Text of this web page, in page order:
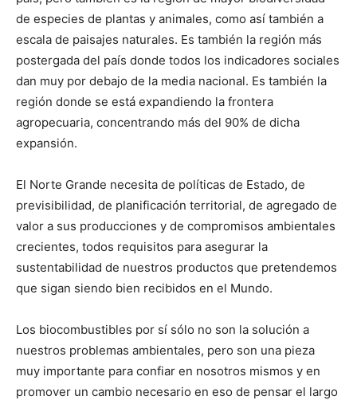
de especies de plantas y animales, como así también a
escala de paisajes naturales. Es también la región más
postergada del país donde todos los indicadores sociales
dan muy por debajo de la media nacional. Es también la
región donde se está expandiendo la frontera
agropecuaria, concentrando más del 90% de dicha
expansión.
El Norte Grande necesita de políticas de Estado, de
previsibilidad, de planificación territorial, de agregado de
valor a sus producciones y de compromisos ambientales
crecientes, todos requisitos para asegurar la
sustentabilidad de nuestros productos que pretendemos
que sigan siendo bien recibidos en el Mundo.
Los biocombustibles por sí sólo no son la solución a
nuestros problemas ambientales, pero son una pieza
muy importante para confiar en nosotros mismos y en
promover un cambio necesario en eso de pensar el largo